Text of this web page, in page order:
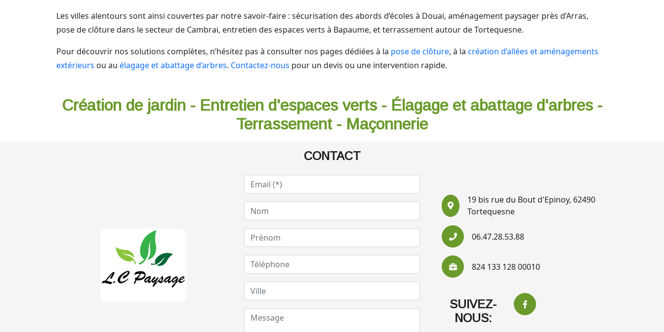
Les villes alentours sont ainsi couvertes par notre savoir-faire : sécurisation des abords d’écoles à Douai, aménagement paysager près d’Arras,
pose de clôture dans le secteur de Cambrai, entretien des espaces verts à Bapaume, et terrassement autour de Tortequesne.
Pour découvrir nos solutions complètes, n’hésitez pas à consulter nos pages dédiées à la pose de clôture, à la création d’allées et aménagements
extérieurs ou au élagage et abattage d’arbres. Contactez-nous pour un devis ou une intervention rapide.
Création de jardin - Entretien d'espaces verts - Élagage et abattage d'arbres -
Terrassement - Maçonnerie
CONTACT
19 bis rue du Bout d'Epinoy, 62490
Tortequesne
06.47.28.53.88
824 133 128 00010
SUIVEZ-
NOUS: